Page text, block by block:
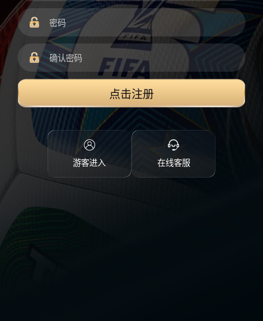
点击注册
游客进入 在线客服